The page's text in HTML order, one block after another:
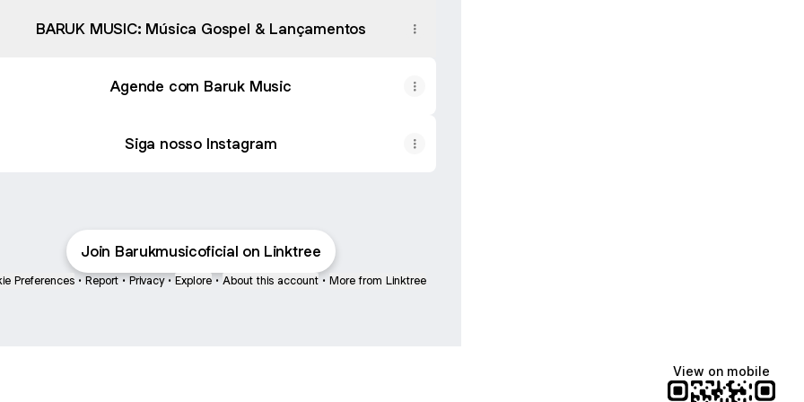
BARUK MUSIC: Música Gospel & Lançamentos
Agende com Baruk Music
Siga nosso Instagram
Join Barukmusicoficial on Linktree
Preferences • Report • Privacy • Explore • About this account • More from Linktree
View on mobile